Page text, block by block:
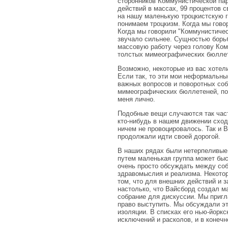
действий в массах, 99 процентов
на нашу маленькую троцкистскую
понимаем троцкизм. Когда мы
Когда мы говорили
звучало сильнее. Сущностью
массовую работу через голову
толстых мимеографических
Возможно, некоторые из вас
Если так, то эти мои
важных вопросов и поворотных
мимеографических бюллетеней,
меня лично.
Подобные вещи случаются так
кто-нибудь в нашем движении
ничем не провоцировалось. Так
продолжали идти своей дорогой.
В наших рядах были
путем маленькая группа может
очень просто обсуждать между
здравомыслия и реализма.
том, что для внешних действий и
настолько, что Вайсборд создал
собрание для дискуссии. Мы
право выступить. Мы обсуждали
изоляции. В списках его нью-
исключений и расколов, и в